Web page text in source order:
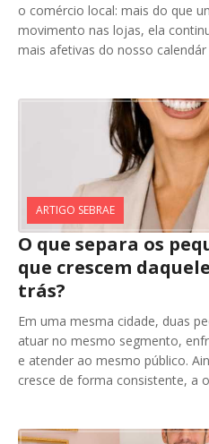
o comércio local: mais do que
movimento nas lojas, ela
mais afetivas do nosso calendár
ARTIGO SEBRAE
O que separa os
que crescem
trás?
Em uma mesma cidade, duas
atuar no mesmo segmento,
e atender ao mesmo público.
cresce de forma consistente, a